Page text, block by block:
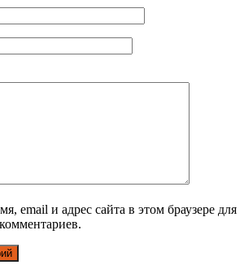
email и адрес сайта в этом браузере для